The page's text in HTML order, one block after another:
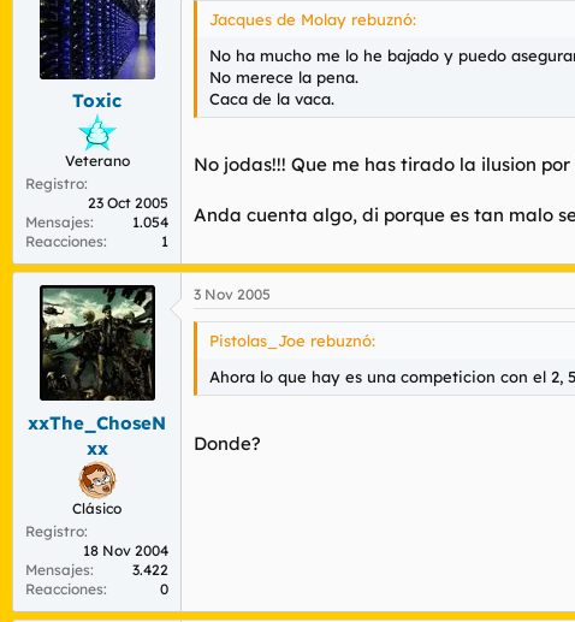
Toxic
Veterano
Registro
23 Oct 2005
Mensajes
1.054
Reacciones
1
Jacques de Molay rebuznó:
No ha mucho me lo he bajado y puedo
No merece la pena.
Caca de la vaca.
No jodas!!! Que me has tirado la ilusion por
Anda cuenta algo, di porque es tan malo
xxThe_ChoseN
xx
Clásico
Registro
18 Nov 2004
Mensajes
3.422
Reacciones
0
3 Nov 2005
Pistolas_Joe rebuznó:
Ahora lo que hay es una competicion con el 2,
Donde?